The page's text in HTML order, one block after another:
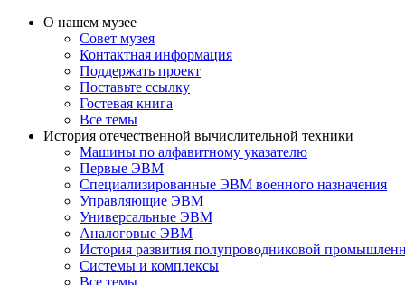
О нашем музее
Совет музея
Контактная информация
Поддержать проект
Поставьте ссылку
Гостевая книга
Все темы
История отечественной вычислительной техники
Машины по алфавитному указателю
Первые ЭВМ
Специализированные ЭВМ военного назначения
Управляющие ЭВМ
Универсальные ЭВМ
Аналоговые ЭВМ
История развития полупроводниковой
Системы и комплексы
Все темы